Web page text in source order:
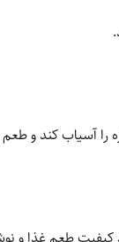
آسیاب کند و طعم